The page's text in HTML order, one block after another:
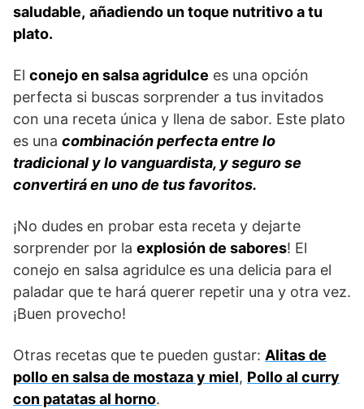
saludable, añadiendo un toque nutritivo a tu
plato.
El conejo en salsa agridulce es una opción
perfecta si buscas sorprender a tus invitados
con una receta única y llena de sabor. Este plato
es una combinación perfecta entre lo
tradicional y lo vanguardista, y seguro se
convertirá en uno de tus favoritos.
¡No dudes en probar esta receta y dejarte
sorprender por la explosión de sabores! El
conejo en salsa agridulce es una delicia para el
paladar que te hará querer repetir una y otra vez.
¡Buen provecho!
Otras recetas que te pueden gustar: Alitas de
pollo en salsa de mostaza y miel, Pollo al curry
con patatas al horno.